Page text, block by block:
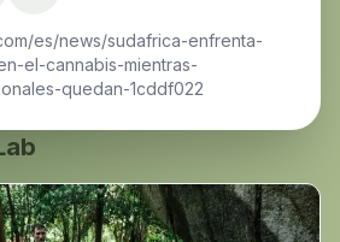
es/news/sudafrica-enfrenta-
el-cannabis-mientras-
quedan-1cddf022